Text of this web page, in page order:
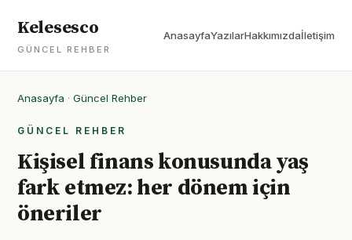
Kelesesco
GÜNCEL REHBER
AnasayfaYazılarHakkımızdaİletişim
Anasayfa · Güncel Rehber
GÜNCEL REHBER
Kişisel finans konusunda yaş
fark etmez: her dönem için
öneriler